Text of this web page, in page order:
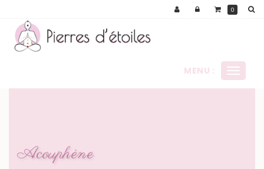
Ouvrir
le
MENU :
Acouphène
0